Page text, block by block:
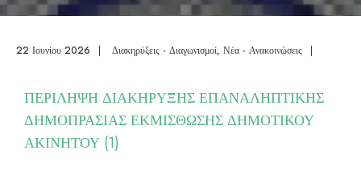
22 Ιουνίου 2026 | Διακηρύξεις - Διαγωνισμοί, Νέα - Ανακοινώσεις |
ΠΕΡΙΛΗΨΗ ΔΙΑΚΗΡΥΞΗΣ ΕΠΑΝΑΛΗΠΤΙΚΗΣ
ΔΗΜΟΠΡΑΣΙΑΣ ΕΚΜΙΣΘΩΣΗΣ ΔΗΜΟΤΙΚΟΥ
ΑΚΙΝΗΤΟΥ (1)